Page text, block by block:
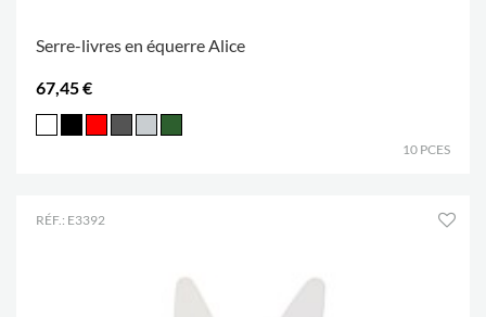
Serre-livres en équerre Alice
67,45 €
10 PCES
RÉF.: E3392